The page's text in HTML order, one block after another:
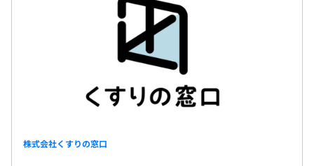
◆半期ごとの目標設定・振り返りによる評価で決まりま
設立当初から、メリトクラシー（実力主義）を理念とし
て、明瞭でわかりやすい人事制度を徹底しています。今ま
での学歴や職歴という過去を評価するのではなく、当社に
ジョインしてから何をしたかという結果・努力を明確に評
価していきます。
株式会社くすりの窓口